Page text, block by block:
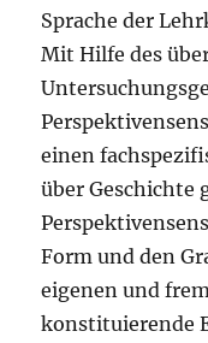
Sprache der
Mit Hilfe des
einen
über Geschichte
Form und den
eigenen und
konstituierende